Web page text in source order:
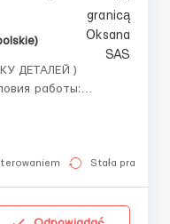
Stała praca